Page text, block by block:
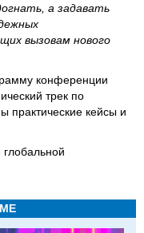
а задавать
вызовам нового
конференции
трек по
практические кейсы и